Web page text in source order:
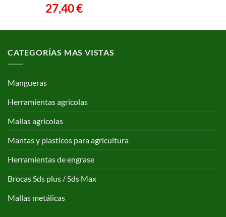
27,40€
CATEGORÍAS MAS VISTAS
Mangueras
Herramientas agricolas
Mallas agricolas
Mantas y plasticos para agricultura
Herramientas de engrase
Brocas Sds plus / Sds Max
Mallas metálicas